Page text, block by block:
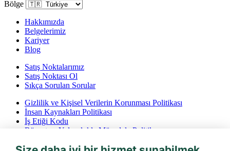
Bölge
Hakkımızda
Belgelerimiz
Kariyer
Blog
Satış Noktalarımız
Satış Noktası Ol
Sıkça Sorulan Sorular
Gizlilik ve Kişisel Verilerin Korunması Politikası
İnsan Kaynakları Politikası
İş Etiği Kodu
Rüşvet ve Yolsuzlukla Mücadele Politikası
Bilgi Toplumu Hizmetleri